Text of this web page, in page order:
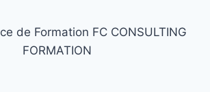
de Formation FC CONSULTING
FORMATION